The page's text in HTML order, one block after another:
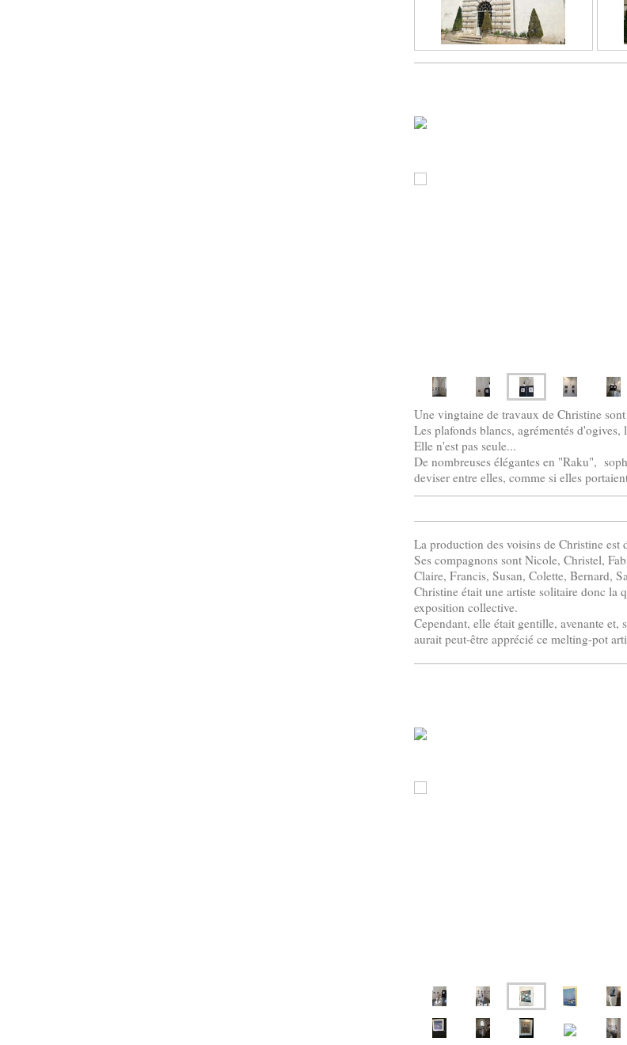
Une vingtaine de travaux de Christine
Les plafonds blancs, agrémentés d'ogives,
Elle n'est pas seule...
De nombreuses élégantes en "Raku",
deviser entre elles, comme si elles
La production des voisins de Christine est
Ses compagnons sont Nicole, Christel,
Claire, Francis, Susan, Colette, Bernard,
Christine était une artiste solitaire donc la
exposition collective.
Cependant, elle était gentille, avenante et,
aurait peut-être apprécié ce melting-pot